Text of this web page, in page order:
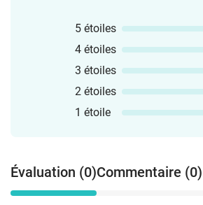
5 étoiles
4 étoiles
3 étoiles
2 étoiles
1 étoile
Évaluation (0)Commentaire (0)